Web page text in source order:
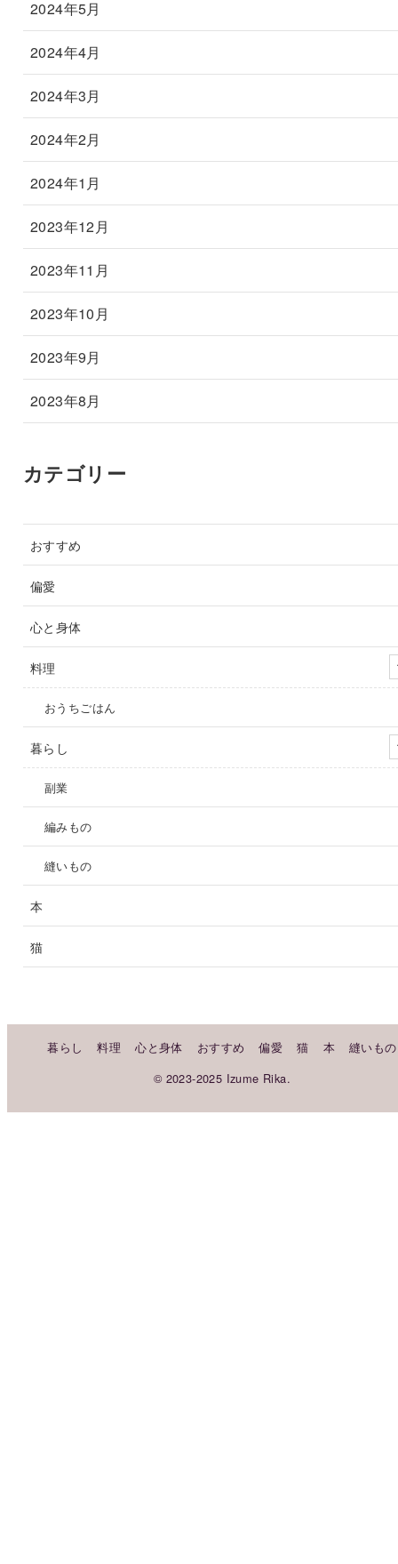
2024年5月
2024年4月
2024年3月
2024年2月
2024年1月
2023年12月
2023年11月
2023年10月
2023年9月
2023年8月
カテゴリー
おすすめ
偏愛
心と身体
料理
おうちごはん
暮らし
副業
編みもの
縫いもの
本
猫
暮らし 料理 心と身体 おすすめ 偏愛 猫 本
縫いもの
© 2023-2025 Izume Rika.